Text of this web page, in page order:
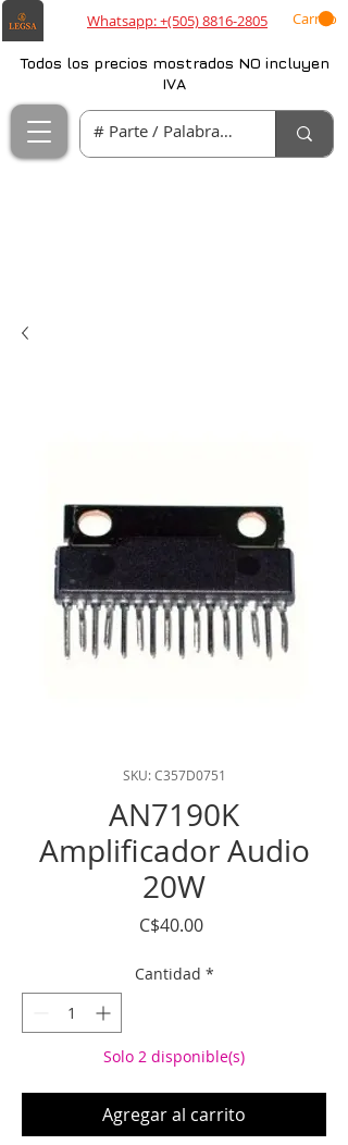
Whatsapp: +(505) 8816-2805 Carrito
Todos los precios mostrados NO incluyen
IVA
SKU: C357D0751
AN7190K
Amplificador Audio
20W
C$40.00Precio
Cantidad *
Solo 2 disponible(s)
Agregar al carrito